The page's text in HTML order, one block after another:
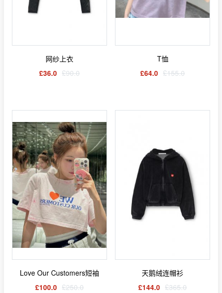
网纱上衣
£36.0 £90.0
T恤
£64.0 £155.0
Love Our Customers短袖
£100.0 £250.0
天鹅绒连帽衫
£144.0 £365.0